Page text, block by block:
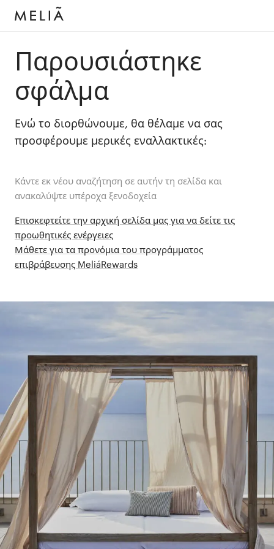
Παρουσιάστηκε
σφάλμα
Ενώ το διορθώνουμε, θα θέλαμε να σας
προσφέρουμε μερικές εναλλακτικές:
Κάντε εκ νέου αναζήτηση σε αυτήν τη σελίδα και
ανακαλύψτε υπέροχα ξενοδοχεία
Επισκεφτείτε την αρχική σελίδα μας για να δείτε τις
προωθητικές ενέργειες
Μάθετε για τα προνόμια του προγράμματος
επιβράβευσης MeliáRewards